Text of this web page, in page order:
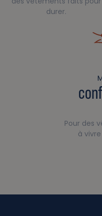
durer.
Pour des
à